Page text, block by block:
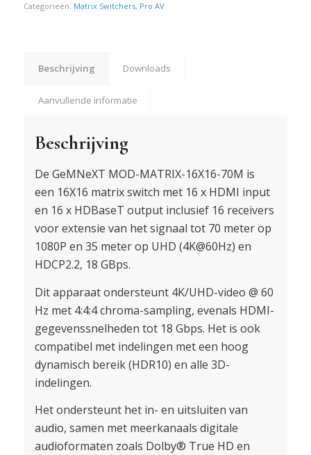
Categorieën: Matrix Switchers, Pro AV
Beschrijving Downloads
Aanvullende informatie
Beschrijving
De GeMNeXT MOD-MATRIX-16X16-70M is
een 16X16 matrix switch met 16 x HDMI input
en 16 x HDBaseT output inclusief 16 receivers
voor extensie van het signaal tot 70 meter op
1080P en 35 meter op UHD (4K@60Hz) en
HDCP2.2, 18 GBps.
Dit apparaat ondersteunt 4K/UHD-video @ 60
Hz met 4:4:4 chroma-sampling, evenals HDMI-
gegevenssnelheden tot 18 Gbps. Het is ook
compatibel met indelingen met een hoog
dynamisch bereik (HDR10) en alle 3D-
indelingen.
Het ondersteunt het in- en uitsluiten van
audio, samen met meerkanaals digitale
audioformaten zoals Dolby® True HD en